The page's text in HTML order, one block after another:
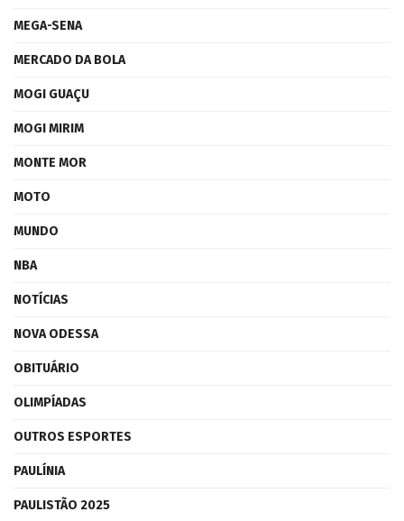
MEGA-SENA
MERCADO DA BOLA
MOGI GUAÇU
MOGI MIRIM
MONTE MOR
MOTO
MUNDO
NBA
NOTÍCIAS
NOVA ODESSA
OBITUÁRIO
OLIMPÍADAS
OUTROS ESPORTES
PAULÍNIA
PAULISTÃO 2025